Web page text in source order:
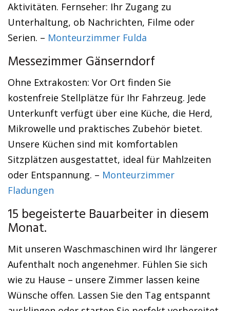
Aktivitäten. Fernseher: Ihr Zugang zu
Unterhaltung, ob Nachrichten, Filme oder
Serien. – Monteurzimmer Fulda
Messezimmer Gänserndorf
Ohne Extrakosten: Vor Ort finden Sie
kostenfreie Stellplätze für Ihr Fahrzeug. Jede
Unterkunft verfügt über eine Küche, die Herd,
Mikrowelle und praktisches Zubehör bietet.
Unsere Küchen sind mit komfortablen
Sitzplätzen ausgestattet, ideal für Mahlzeiten
oder Entspannung. – Monteurzimmer
Fladungen
15 begeisterte Bauarbeiter in diesem
Monat.
Mit unseren Waschmaschinen wird Ihr längerer
Aufenthalt noch angenehmer. Fühlen Sie sich
wie zu Hause – unsere Zimmer lassen keine
Wünsche offen. Lassen Sie den Tag entspannt